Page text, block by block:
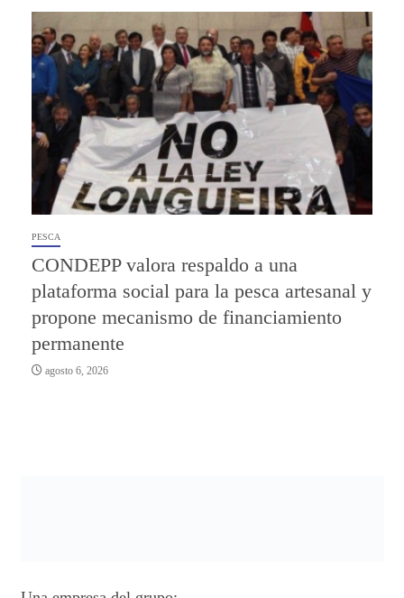
PESCA
CONDEPP valora respaldo a una
plataforma social para la pesca artesanal y
propone mecanismo de financiamiento
permanente
agosto 6, 2026